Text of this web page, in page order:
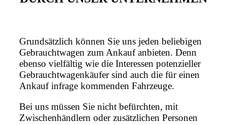
Grundsätzlich können Sie uns jeden beliebigen
Gebrauchtwagen zum Ankauf anbieten. Denn
ebenso vielfältig wie die Interessen potenzieller
Gebrauchtwagenkäufer sind auch die für einen
Ankauf infrage kommenden Fahrzeuge.
Bei uns müssen Sie nicht befürchten, mit
Zwischenhändlern oder zusätzlichen Personen